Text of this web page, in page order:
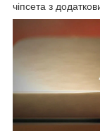
чіпсета з